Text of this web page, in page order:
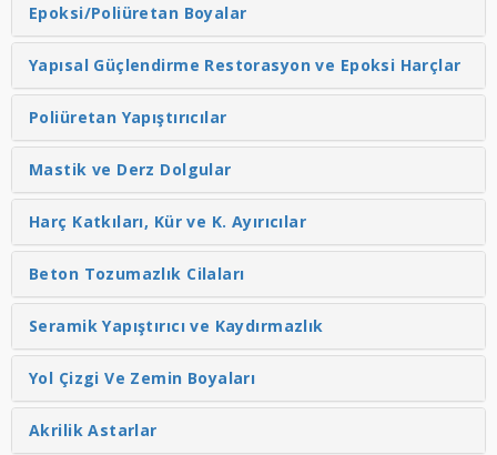
Epoksi/Poliüretan Boyalar
Yapısal Güçlendirme Restorasyon ve Epoksi Harçlar
Poliüretan Yapıştırıcılar
Mastik ve Derz Dolgular
Harç Katkıları, Kür ve K. Ayırıcılar
Beton Tozumazlık Cilaları
Seramik Yapıştırıcı ve Kaydırmazlık
Yol Çizgi Ve Zemin Boyaları
Akrilik Astarlar